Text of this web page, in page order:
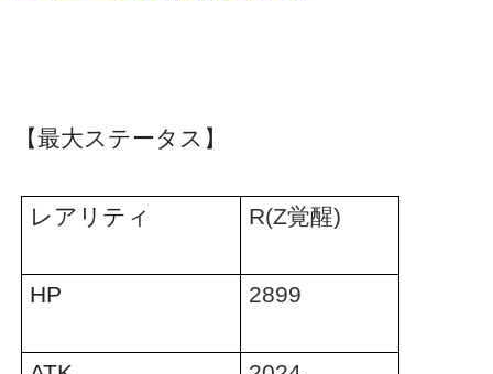
【最大ステータス】
レアリティ R(Z覚醒)
HP 2899